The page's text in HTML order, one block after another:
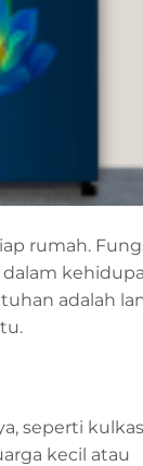
rumah.
adalah
seperti
kecil atau